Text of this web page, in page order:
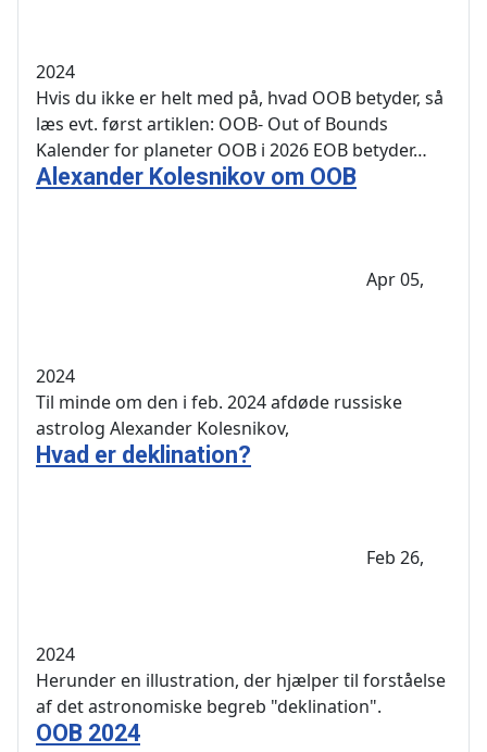
2024
Hvis du ikke er helt med på, hvad OOB betyder, så
læs evt. først artiklen: OOB- Out of Bounds
Kalender for planeter OOB i 2026 EOB betyder…
Alexander Kolesnikov om OOB
Apr 05,
2024
Til minde om den i feb. 2024 afdøde russiske
astrolog Alexander Kolesnikov,
Hvad er deklination?
Feb 26,
2024
Herunder en illustration, der hjælper til forståelse
af det astronomiske begreb "deklination".
OOB 2024